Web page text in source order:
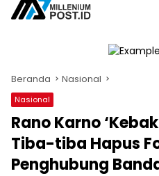
Beranda Nasional
Nasional
Rano Karno
Tiba-tiba Hapus
Penghubung